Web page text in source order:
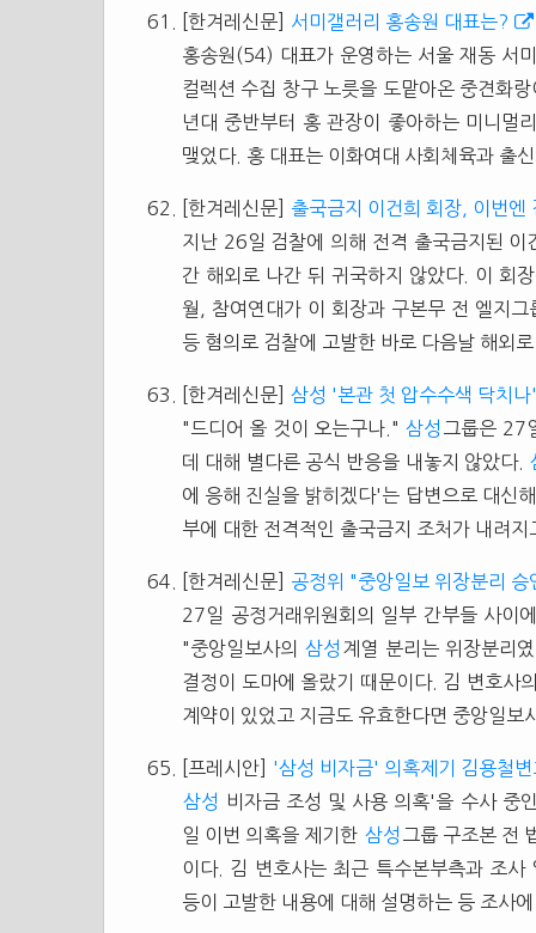
[한겨레신문]
서미갤러리 홍송원 대표는?
홍송원(54) 대표가 운영하는 서울 재동 서
컬렉션 수집 창구 노릇을 도맡아온 중견화
년대 중반부터 홍 관장이 좋아하는 미니멀
맺었다. 홍 대표는 이화여대 사회체육과 출
[한겨레신문]
출국금지 이건희 회장, 이번엔
지난 26일 검찰에 의해 전격 출국금지된 이
간 해외로 나간 뒤 귀국하지 않았다. 이 회
월, 참여연대가 이 회장과 구본무 전 엘지
등 혐의로 검찰에 고발한 바로 다음날 해외
[한겨레신문] 삼성 '본관 첫 압수수색 닥치
"드디어 올 것이 오는구나." 삼성 그룹은 27
데 대해 별다른 공식 반응을 내놓지 않았다.
에 응해 진실을 밝히겠다'는 답변으로 대신
부에 대한 전격적인 출국금지 조처가 내려
[한겨레신문]
공정위 "중앙일보 위장분리
27일 공정거래위원회의 일부 간부들 사이
"중앙일보사의 삼성 계열 분리는 위장분리
결정이 도마에 올랐기 때문이다. 김 변호사
계약이 있었고 지금도 유효한다면 중앙일보
[프레시안]
'삼성 비자금' 의혹제기 김용철
삼성
비자금 조성 및 사용 의혹'을 수사 중
일 이번 의혹을 제기한 삼성 그룹 구조본 전
이다. 김 변호사는 최근 특수본부측과 조
등이 고발한 내용에 대해 설명하는 등 조사